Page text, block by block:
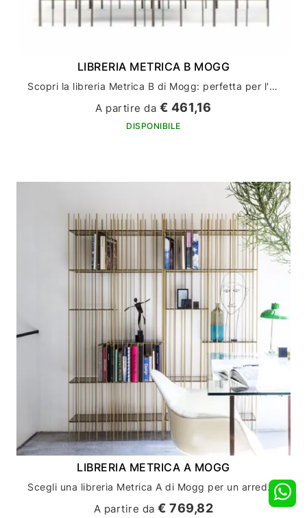
LIBRERIA METRICA B MOGG
Scopri la libreria Metrica B di Mogg: perfetta per l'arredamento della tua casa
A partire da € 461,16
DISPONIBILE
LIBRERIA METRICA A MOGG
Scegli una libreria Metrica A di Mogg per un arredamento casa unico e di design
A partire da€ 769,82